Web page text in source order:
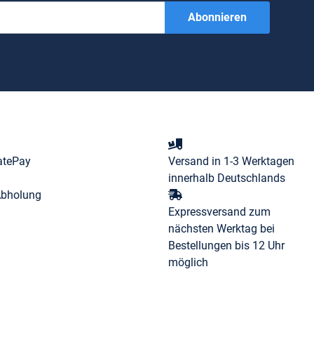
Abonnieren
Versand in 1-3 Werktagen
innerhalb Deutschlands
Expressversand zum
nächsten Werktag bei
Bestellungen bis 12 Uhr
möglich